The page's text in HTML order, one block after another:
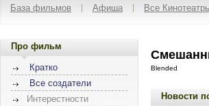
База фильмов Афиша Все
Про фильм
Кратко
Все создатели
Интерестности
Blended
Новости